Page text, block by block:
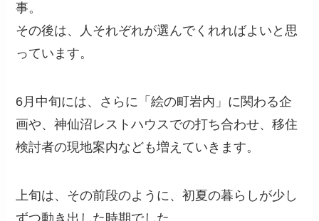
事。
その後は、人それぞれが選んでくれればよいと思
っています。
6月中旬には、さらに「絵の町岩内」に関わる企
画や、神仙沼レストハウスでの打ち合わせ、移住
検討者の現地案内なども増えていきます。
上旬は、その前段のように、初夏の暮らしが少し